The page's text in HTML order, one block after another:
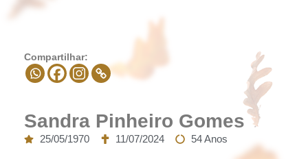
Compartilhar:
Sandra Pinheiro Gomes
25/05/1970 11/07/2024 54 Anos